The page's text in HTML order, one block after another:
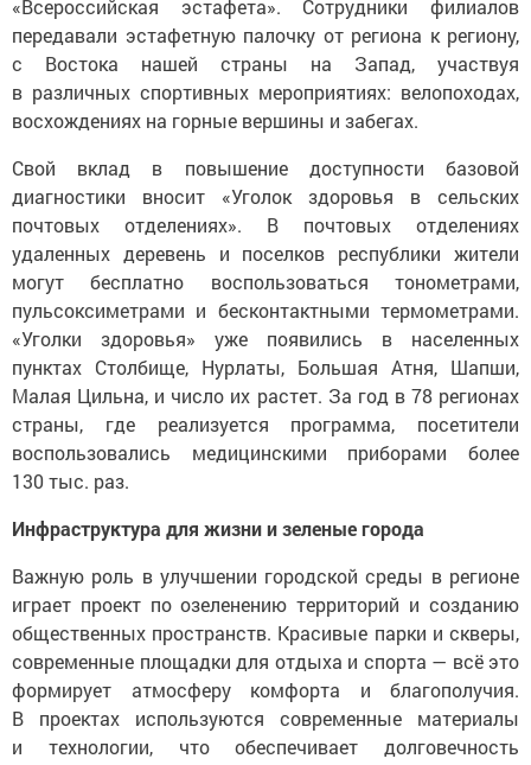
передавали эстафетную палочку от региона к региону,
с Востока нашей страны на Запад, участвуя
в различных спортивных мероприятиях: велопоходах,
восхождениях на горные вершины и забегах.
диагностики вносит «Уголок здоровья в сельских
почтовых отделениях». В почтовых отделениях
удаленных деревень и поселков республики жители
могут бесплатно воспользоваться тонометрами,
пульсоксиметрами и бесконтактными термометрами.
«Уголки здоровья» уже появились в населенных
пунктах Столбище, Нурлаты, Большая Атня, Шапши,
Малая Цильна, и число их растет. За год в 78 регионах
страны, где реализуется программа, посетители
воспользовались медицинскими приборами более
130 тыс. раз.
играет проект по озеленению территорий и созданию
общественных пространств. Красивые парки и скверы,
современные площадки для отдыха и спорта — всё это
формирует атмосферу комфорта и благополучия.
В проектах используются современные материалы
и технологии, что обеспечивает долговечность
и эстетическую привлекательность создаваемых